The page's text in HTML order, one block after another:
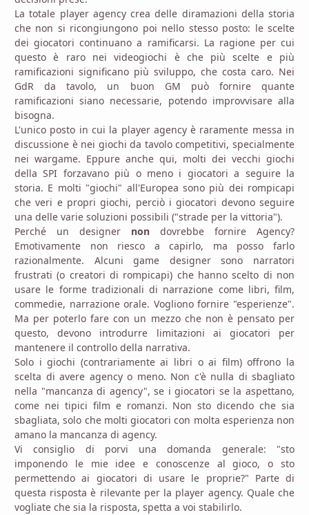
La totale player agency crea delle diramazioni della storia
che non si ricongiungono poi nello stesso posto: le scelte
dei giocatori continuano a ramificarsi. La ragione per cui
questo è raro nei videogiochi è che più scelte e più
ramificazioni significano più sviluppo, che costa caro. Nei
GdR da tavolo, un buon GM può fornire quante
ramificazioni siano necessarie, potendo improvvisare alla
bisogna.
L'unico posto in cui la player agency è raramente messa in
discussione è nei giochi da tavolo competitivi, specialmente
nei wargame. Eppure anche qui, molti dei vecchi giochi
della SPI forzavano più o meno i giocatori a seguire la
storia. E molti "giochi" all'Europea sono più dei rompicapi
che veri e propri giochi, perciò i giocatori devono seguire
una delle varie soluzioni possibili ("strade per la vittoria").
Perché un designer non dovrebbe fornire Agency?
Emotivamente non riesco a capirlo, ma posso farlo
razionalmente. Alcuni game designer sono narratori
frustrati (o creatori di rompicapi) che hanno scelto di non
usare le forme tradizionali di narrazione come libri, film,
commedie, narrazione orale. Vogliono fornire "esperienze".
Ma per poterlo fare con un mezzo che non è pensato per
questo, devono introdurre limitazioni ai giocatori per
mantenere il controllo della narrativa.
Solo i giochi (contrariamente ai libri o ai film) offrono la
scelta di avere agency o meno. Non c'è nulla di sbagliato
nella "mancanza di agency", se i giocatori se la aspettano,
come nei tipici film e romanzi. Non sto dicendo che sia
sbagliata, solo che molti giocatori con molta esperienza non
amano la mancanza di agency.
Vi consiglio di porvi una domanda generale: "sto
imponendo le mie idee e conoscenze al gioco, o sto
permettendo ai giocatori di usare le proprie?" Parte di
questa risposta è rilevante per la player agency. Quale che
vogliate che sia la risposta, spetta a voi stabilirlo.